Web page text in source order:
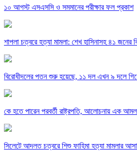
১০ আগস্ট এসএসসি ও সমমানের পরীক্ষার ফল প্রকাশ
শাপলা চত্বরে হত্যা মামলা: শেখ হাসিনাসহ ৪১ জনের
বিরোধীদলের পতন শুরু হয়েছে, ১১ দল এখন ৯ দলে
কে হতে পারেন পরবর্তী রাষ্ট্রপতি, আলোচনায় এক
সিলেটে আদলত চত্বরে শিশু ফাহিমা হত্যা মামলার